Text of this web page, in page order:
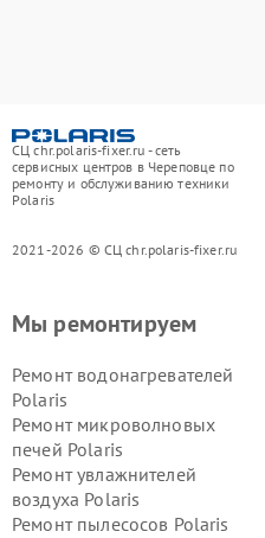
СЦ chr.polaris-fixer.ru - сеть
сервисных центров в Череповце по
ремонту и обслуживанию техники
Polaris
2021-2026 © СЦ chr.polaris-fixer.ru
Мы ремонтируем
Ремонт водонагревателей
Polaris
Ремонт микроволновых
печей Polaris
Ремонт увлажнителей
воздуха Polaris
Ремонт пылесосов Polaris